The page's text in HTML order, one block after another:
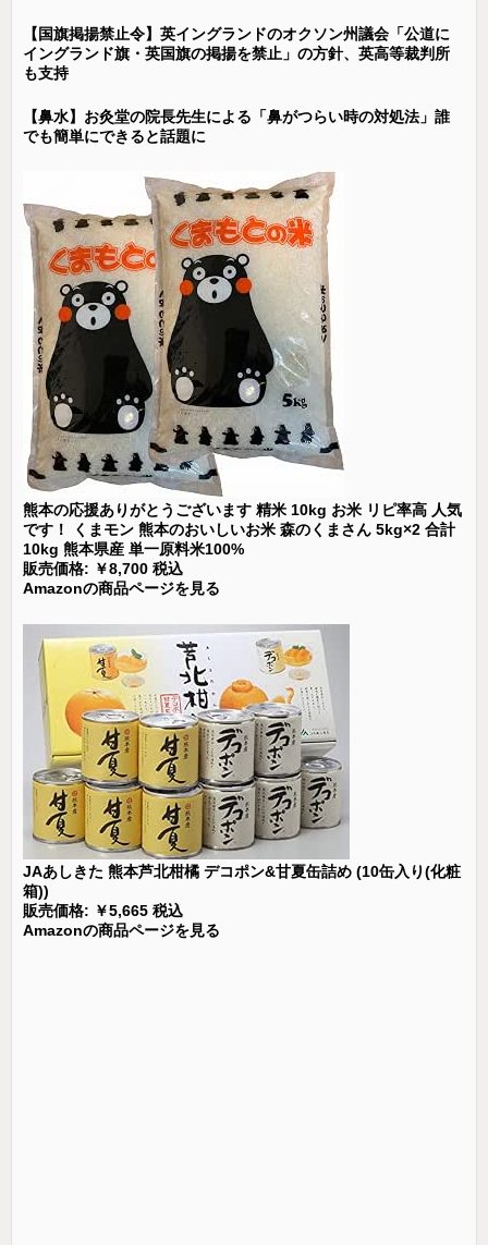
【国旗掲揚禁止令】英イングランドのオクソン州議会「公道に
イングランド旗・英国旗の掲揚を禁止」の方針、英高等裁判所
も支持
【鼻水】お灸堂の院長先生による「鼻がつらい時の対処法」誰
でも簡単にできると話題に
熊本の応援ありがとうございます 精米 10kg お米 リピ率高 人気
です！ くまモン 熊本のおいしいお米 森のくまさん 5kg×2 合計
10kg 熊本県産 単一原料米100%
販売価格: ￥8,700 税込
Amazonの商品ページを見る
JAあしきた 熊本芦北柑橘 デコポン&甘夏缶詰め (10缶入り(化粧
箱))
販売価格: ￥5,665 税込
Amazonの商品ページを見る